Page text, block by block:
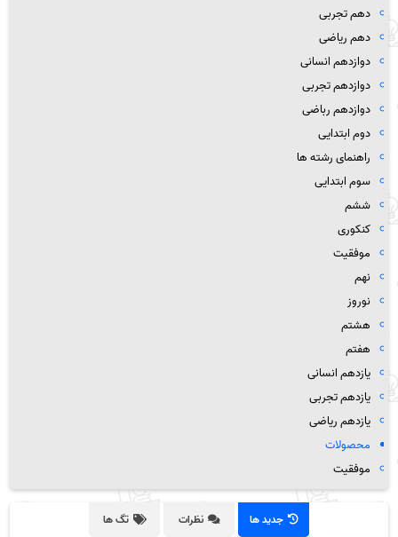
دهم تجربی
دهم ریاضی
دوازدهم انسانی
دوازدهم تجربی
دوازدهم رباضی
دوم ابتدایی
راهنمای رشته ها
سوم ابتدایی
ششم
کنکوری
موفقیت
نهم
نوروز
هشتم
هفتم
یازدهم انسانی
یازدهم تجربی
یازدهم ریاضی
محصولات
موفقیت
جدید ها نظرات تگ ها